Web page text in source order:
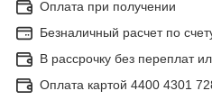
Оплата при получении
Безналичный расчет по
В рассрочку без переплат
Оплата картой 4400 4301